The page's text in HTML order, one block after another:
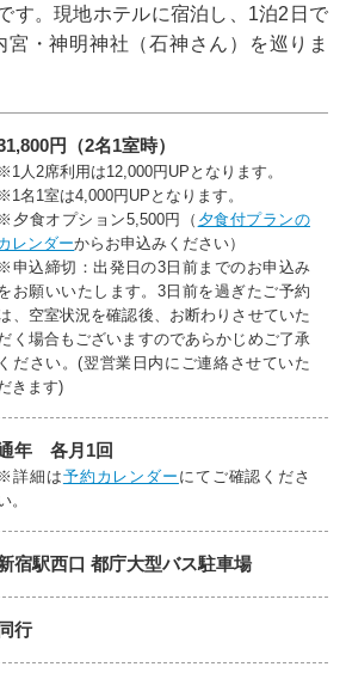
す。現地ホテルに宿泊し、1泊2日で
・神明神社（石神さん）を巡りま
円（2名1室時）
※1人2席利用は12,000円UPとなります。
※1名1室は4,000円UPとなります。
※夕食オプション5,500円（ 夕食付プランの
レンダーからお申込みください）
※申込締切：出発日の3日前までのお申込み
お願いいたします。3日前を過ぎたご予約
、空室状況を確認後、お断わりさせていた
く場合もございますのであらかじめご了承
ください。(翌営業日内にご連絡させていた
きます)
年 各月1回
※詳細は予約カレンダー にてご確認くださ
。
宿駅西口 都庁大型バス駐車場
同行